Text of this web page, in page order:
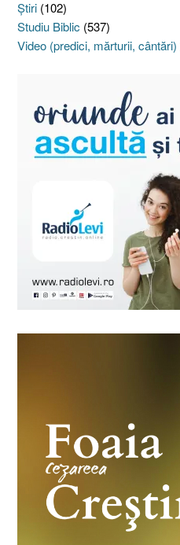
Ştiri (102)
Studiu Biblic (537)
Video (predici, mărturii, cântări)